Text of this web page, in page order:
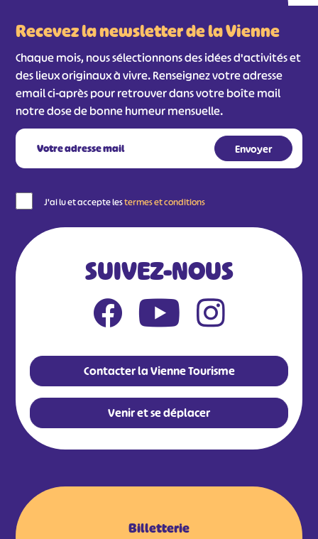
Recevez la newsletter de la Vienne
Chaque mois, nous sélectionnons des idées d'activités et
des lieux originaux à vivre. Renseignez votre adresse
email ci-après pour retrouver dans votre boîte mail
notre dose de bonne humeur mensuelle.
J'ai lu et accepte lestermes et conditions
SUIVEZ-NOUS
Contacter la Vienne Tourisme
Venir et se déplacer
Billetterie